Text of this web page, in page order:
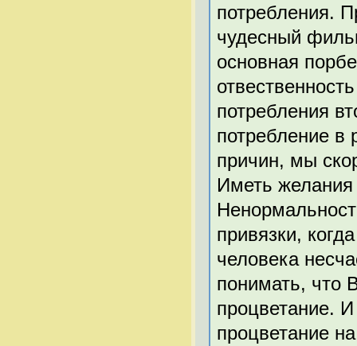
потребления.
чудесный
основная
потребления
потребление в
причин, мы
Иметь
привязки,
человека
понимать, что
процветание.
процветание